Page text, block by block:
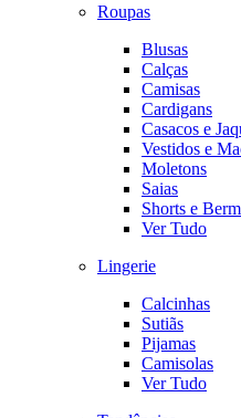
Roupas
Blusas
Calças
Camisas
Cardigans
Casacos e
Vestidos e
Moletons
Saias
Shorts e
Ver Tudo
Lingerie
Calcinhas
Sutiãs
Pijamas
Camisolas
Ver Tudo